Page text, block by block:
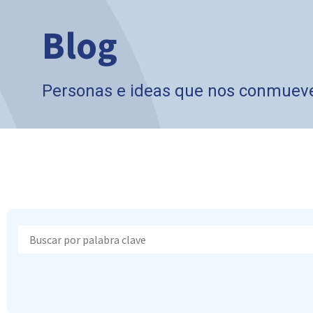
Blog
Personas e ideas que nos